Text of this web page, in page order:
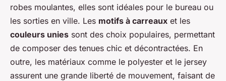
robes moulantes, elles sont idéales pour le bureau ou
les sorties en ville. Les motifs à carreaux et les
couleurs unies sont des choix populaires, permettant
de composer des tenues chic et décontractées. En
outre, les matériaux comme le polyester et le jersey
assurent une grande liberté de mouvement, faisant de